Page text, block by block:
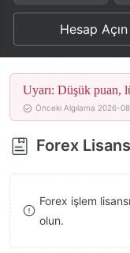
2
3
4
5
6
7
8
9
96
7
8
9
Hesap Açın
Uyarı: Düşük puan,
Önceki Algılama 2026-
Forex
Forex işlem
olun.